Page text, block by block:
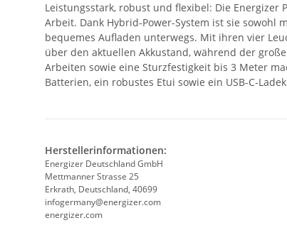
Leistungsstark, robust und flexibel: Die
Arbeit. Dank Hybrid-Power-System ist sie sowohl
bequemes Aufladen unterwegs. Mit ihren vier
über den aktuellen Akkustand, während der
Arbeiten sowie eine Sturzfestigkeit bis 3 Meter
Batterien, ein robustes Etui sowie ein USB-C-
Herstellerinformationen:
Energizer Deutschland GmbH
Mettmanner Strasse 25
Erkrath, Deutschland, 40699
infogermany@energizer.com
energizer.com